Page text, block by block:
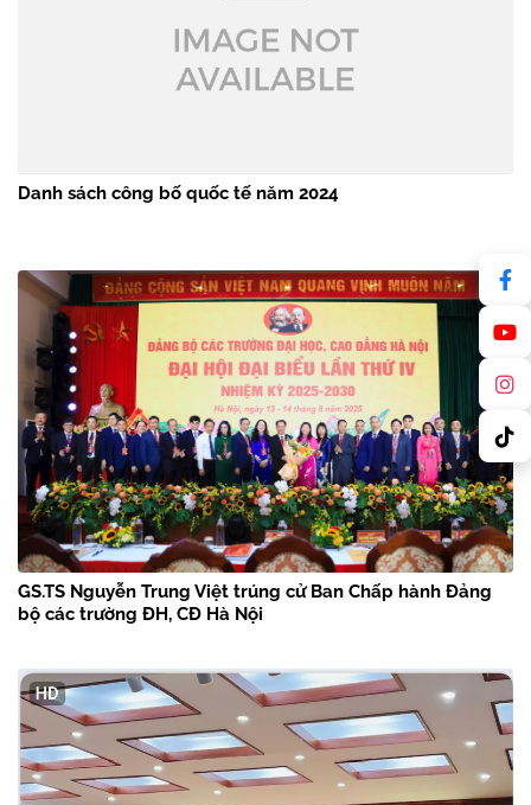
Danh sách công bố quốc tế năm 2024
GS.TS Nguyễn Trung Việt trúng cử Ban Chấp hành Đảng
bộ các trường ĐH, CĐ Hà Nội